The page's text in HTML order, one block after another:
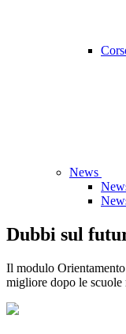
News
Dubbi sul
Il modulo
migliore dopo le scuole